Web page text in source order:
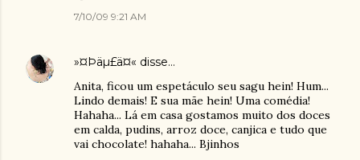
7/10/09 9:21 AM
»¤Þäµ£ä¤« disse…
Anita, ficou um espetáculo seu sagu hein! Hum...
Lindo demais! E sua mãe hein! Uma comédia!
Hahaha... Lá em casa gostamos muito dos doces
em calda, pudins, arroz doce, canjica e tudo que
vai chocolate! hahaha... Bjinhos